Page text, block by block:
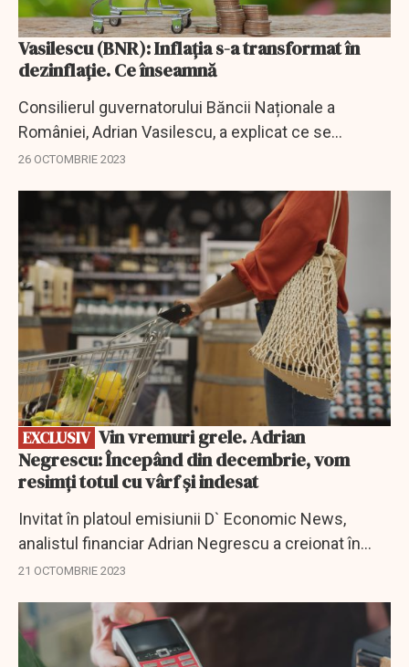
Vasilescu (BNR): Inflația s-a transformat în
dezinflație. Ce înseamnă
Consilierul guvernatorului Băncii Naționale a
României, Adrian Vasilescu, a explicat ce se
întâmplă cu inflația care, potrivit spuselor sale, s-a
26 OCTOMBRIE 2023
EXCLUSIV
EXCLUSIV
Negrescu: Începând din decembrie, vom
resimți totul cu vârf și indesat
Invitat în platoul emisiunii D` Economic News,
analistul financiar Adrian Negrescu a creionat în
culori sumbre tabloul evoluției economice a țării
21 OCTOMBRIE 2023